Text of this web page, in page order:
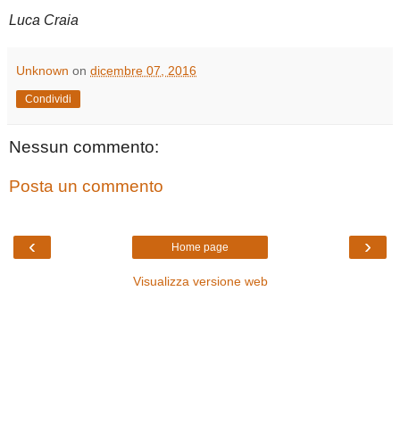
Luca Craia
Unknown on dicembre 07, 2016
Condividi
Nessun commento:
Posta un commento
‹ ›
Home page
Visualizza versione web